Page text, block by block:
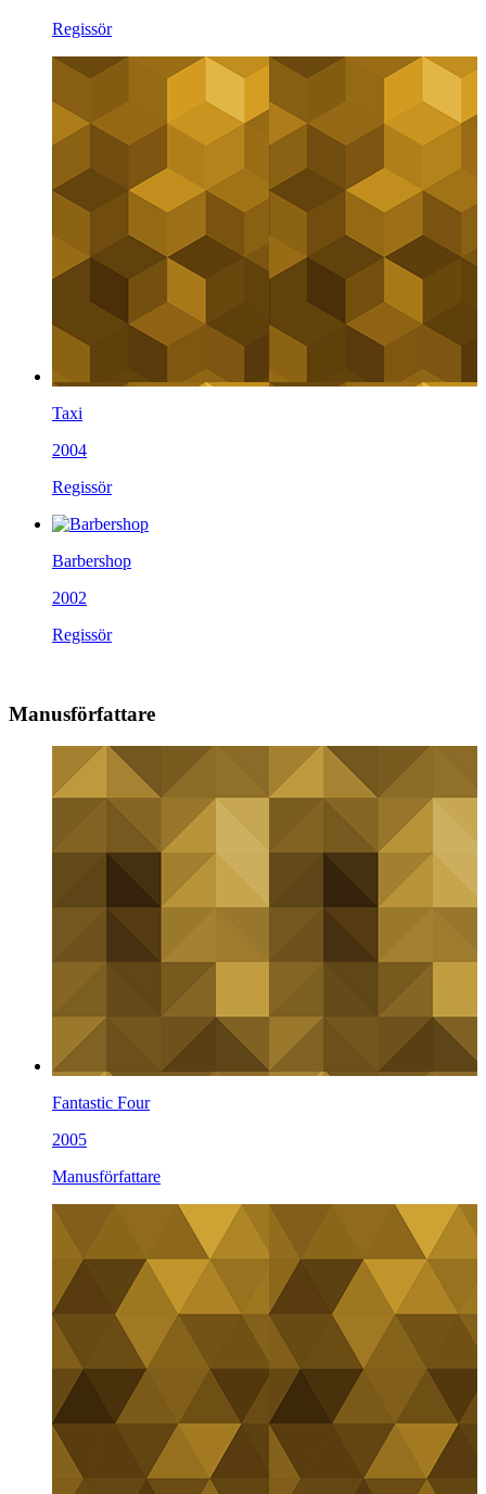
Regissör
Taxi
2004
Regissör
Barbershop
2002
Regissör
Manusförfattare
Fantastic Four
2005
Manusförfattare